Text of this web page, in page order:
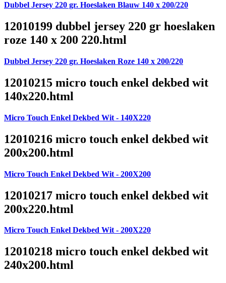
Dubbel Jersey 220 gr. Hoeslaken Blauw 140 x 200/220
12010199 dubbel jersey 220 gr hoeslaken
roze 140 x 200 220.html
Dubbel Jersey 220 gr. Hoeslaken Roze 140 x 200/220
12010215 micro touch enkel dekbed wit
140x220.html
Micro Touch Enkel Dekbed Wit - 140X220
12010216 micro touch enkel dekbed wit
200x200.html
Micro Touch Enkel Dekbed Wit - 200X200
12010217 micro touch enkel dekbed wit
200x220.html
Micro Touch Enkel Dekbed Wit - 200X220
12010218 micro touch enkel dekbed wit
240x200.html